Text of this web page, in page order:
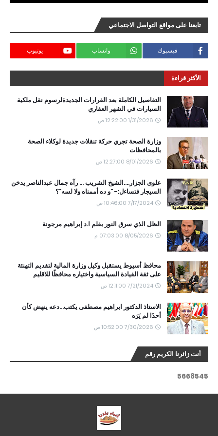
تابعنا على مواقع التواصل الاجتماعي
فيسبوك واتساب يوتيوب
الأكثر قراءة
التفاصيل الكاملة بعد القرارات الجديدةلرسوم نقل ملكية
السيارات في الشهر العقاري
1/31/2026 12:22:00 ص
وزارة الصحة تجري حركة تنقلات جديدة لوكلاء الصحة
بالمحافظات
8/01/2026 12:27:00 ص
علوى الجزار....الشيخ الشريب ... رآه جمال عبدالناصر يدخن
السيجار فتساءل:- "و ده أممناه ولا لسه"؟
7/17/2024 10:46:00 ص
الظل الذي سرق النور بقلم ا.د إبراهيم مرجونة
8/05/2026 07:03:00 م
محافظ أسيوط يستقبل وكيل وزارة المالية لتقديم التهنئة
على ثقة القيادة السياسية واختياره محافظًا للاقليم
7/21/2024 12:11:00 ص
الاستاذ الدكتور ابراهيم مصطفى يكتب...دعه ينهض كأن
أحدًا لم يَرَه
7/30/2026 10:52:00 ص
أنت زائرنا الكريم رقم
5668545